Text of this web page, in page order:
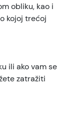
obliku, kao i
kojoj trećoj
ili ako vam se
zatražiti